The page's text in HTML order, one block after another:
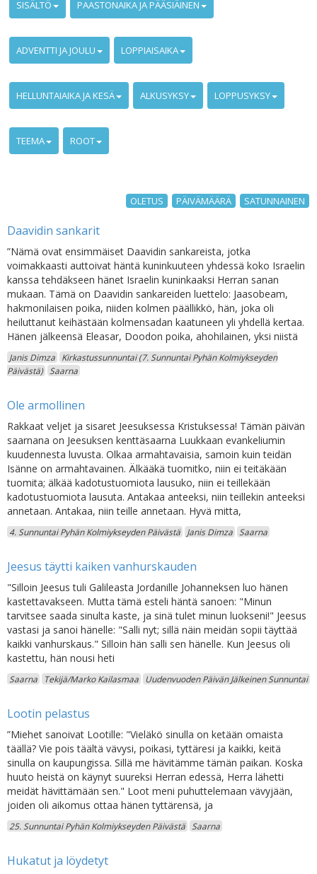
SISÄLTÖ PAASTONAIKA JA PÄÄSIÄINEN
ADVENTTI JA JOULU LOPPIAISAIKA
HELLUNTAIAIKA JA KESÄ ALKUSYKSY LOPPUSYKSY
TEEMA ROOT
OLETUS PÄIVÄMÄÄRÄ SATUNNAINEN
Daavidin sankarit
”Nämä ovat ensimmäiset Daavidin sankareista, jotka
voimakkaasti auttoivat häntä kuninkuuteen yhdessä koko Israelin
kanssa tehdäkseen hänet Israelin kuninkaaksi Herran sanan
mukaan. Tämä on Daavidin sankareiden luettelo: Jaasobeam,
hakmonilaisen poika, niiden kolmen päällikkö, hän, joka oli
heiluttanut keihästään kolmensadan kaatuneen yli yhdellä kertaa.
Hänen jälkeensä Eleasar, Doodon poika, ahohilainen, yksi niistä
Janis Dimza
Kirkastussunnuntai (7. Sunnuntai Pyhän Kolmiykseyden
Päivästä)
Saarna
Ole armollinen
Rakkaat veljet ja sisaret Jeesuksessa Kristuksessa! Tämän päivän
saarnana on Jeesuksen kenttäsaarna Luukkaan evankeliumin
kuudennesta luvusta. Olkaa armahtavaisia, samoin kuin teidän
Isänne on armahtavainen. Älkääkä tuomitko, niin ei teitäkään
tuomita; älkää kadotustuomiota lausuko, niin ei teillekään
kadotustuomiota lausuta. Antakaa anteeksi, niin teillekin anteeksi
annetaan. Antakaa, niin teille annetaan. Hyvä mitta,
4. Sunnuntai Pyhän Kolmiykseyden Päivästä Janis Dimza Saarna
Jeesus täytti kaiken vanhurskauden
"Silloin Jeesus tuli Galileasta Jordanille Johanneksen luo hänen
kastettavakseen. Mutta tämä esteli häntä sanoen: "Minun
tarvitsee saada sinulta kaste, ja sinä tulet minun luokseni!" Jeesus
vastasi ja sanoi hänelle: "Salli nyt; sillä näin meidän sopii täyttää
kaikki vanhurskaus." Silloin hän salli sen hänelle. Kun Jeesus oli
kastettu, hän nousi heti
Saarna Tekijä/Marko Kailasmaa Uudenvuoden Päivän Jälkeinen Sunnuntai
Lootin pelastus
”Miehet sanoivat Lootille: "Vieläkö sinulla on ketään omaista
täällä? Vie pois täältä vävysi, poikasi, tyttäresi ja kaikki, keitä
sinulla on kaupungissa. Sillä me hävitämme tämän paikan. Koska
huuto heistä on käynyt suureksi Herran edessä, Herra lähetti
meidät hävittämään sen." Loot meni puhuttelemaan vävyjään,
joiden oli aikomus ottaa hänen tyttärensä, ja
25. Sunnuntai Pyhän Kolmiykseyden Päivästä Saarna
Hukatut ja löydetyt